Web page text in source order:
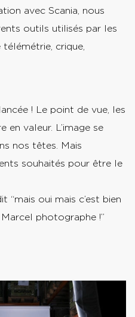
avec Scania, nous
outils utilisés par les
crique,
! Le point de vue, les
valeur. L’image se
nos têtes. Mais
souhaités pour être le
“mais oui mais c’est bien
photographe !”